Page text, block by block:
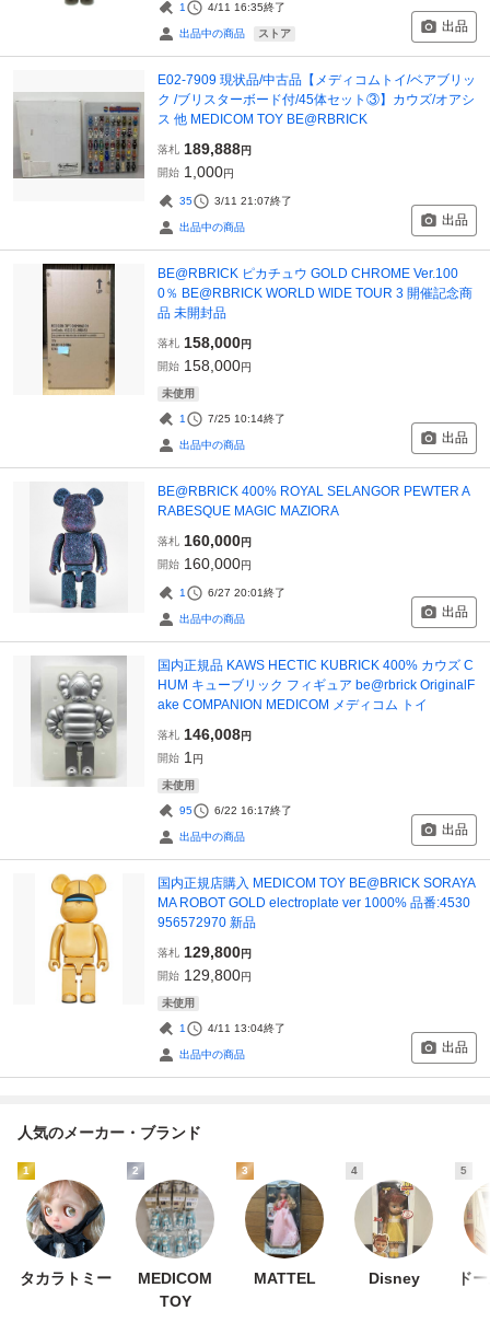
1 4/11 16:35終了
出品中の商品 ストア 出品
E02-7909 現状品/中古品【メディコムトイ/ベアブリッ
ク /ブリスターボード付/45体セット③】カウズ/オアシ
ス 他 MEDICOM TOY BE@RBRICK
落札 189,888円
開始 1,000円
35 3/11 21:07終了
出品中の商品 出品
BE@RBRICK ピカチュウ GOLD CHROME Ver.100
0％ BE@RBRICK WORLD WIDE TOUR 3 開催記念商
品 未開封品
落札 158,000円
開始 158,000円
未使用
1 7/25 10:14終了
出品中の商品 出品
BE@RBRICK 400% ROYAL SELANGOR PEWTER A
RABESQUE MAGIC MAZIORA
落札 160,000円
開始 160,000円
1 6/27 20:01終了
出品中の商品 出品
国内正規品 KAWS HECTIC KUBRICK 400% カウズ C
HUM キューブリック フィギュア be@rbrick OriginalF
ake COMPANION MEDICOM メディコム トイ
落札 146,008円
開始 1 円
未使用
95 6/22 16:17終了
出品中の商品 出品
国内正規店購入 MEDICOM TOY BE@BRICK SORAYA
MA ROBOT GOLD electroplate ver 1000% 品番:4530
956572970 新品
落札 129,800円
開始 129,800円
未使用
1 4/11 13:04終了
出品中の商品 出品
人気のメーカー・ブランド
1
タカラトミー
2
MEDICOM
TOY
3
MATTEL
4
Disney
5
ド